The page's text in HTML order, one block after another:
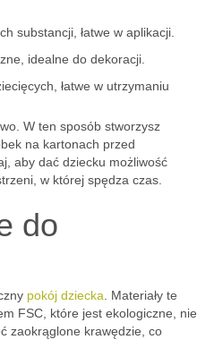
substancji, łatwe w aplikacji.
idealne do dekoracji.
łatwe w utrzymaniu
W ten sposób stworzysz
na kartonach przed
aby dać dziecku możliwość
w której spędza czas.
do
pokój dziecka . Materiały te
FSC, które jest ekologiczne, nie
zaokrąglone krawędzie, co